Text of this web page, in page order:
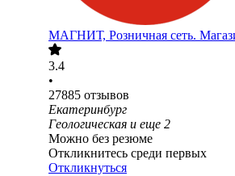
МАГНИТ, Розничная сеть.
3.4
•
27885 отзывов
Екатеринбург
Геологическая и еще 2
Можно без резюме
Откликнитесь среди первых
Откликнуться